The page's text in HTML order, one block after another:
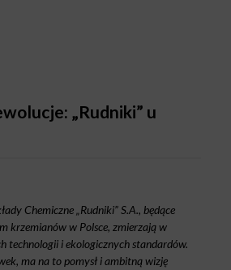
„Rudniki” u
Chemiczne „Rudniki” S.A., będące
krzemianów w Polsce, zmierzają w
technologii i ekologicznych standardów.
ma na to pomysł i ambitną wizję